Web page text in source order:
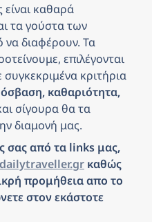
καθαρά
τα γούστα των
να διαφέρουν. Τα
επιλέγονται
κριτήρια
καθαριότητα,
σίγουρα θα τα
διαμονή μας.
σας από τα links μας,
καθώς
προμήθεια απο το
στον εκάστοτε